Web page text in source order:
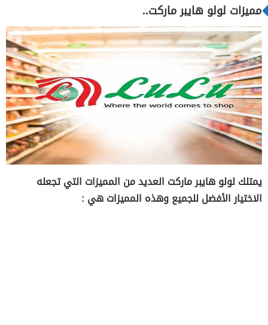
مميزات لولو هايبر ماركت..
يمتلك لولو هايبر ماركت العديد من المميزات التي تجعله
الاختيار الأفضل للجميع وهذه المميزات هي :